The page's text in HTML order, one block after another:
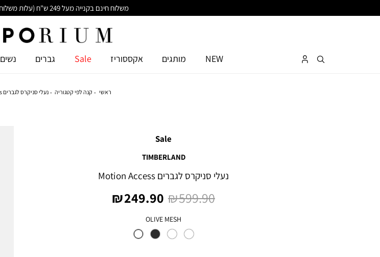
משלוח חינם בקנייה מעל 249 ש"ח (עלות משלוח החל מ-14.90 ש"ח)
NEW מותגים אקססוריז Sale גברים נשים
ראשי קנה לפי קטגוריה נעלי סניקרס לגברים Motion Access
Sale
TIMBERLAND
נעלי סניקרס לגברים Motion Access
מחיר
מוצר
249.90 ₪
מחיר
599.90 ₪
צבע
OLIVE MESH